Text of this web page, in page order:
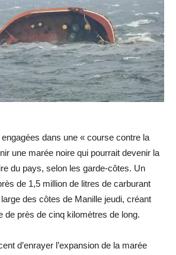
dans une « course contre la
une marée noire qui pourrait devenir la
du pays, selon les garde-côtes. Un
de 1,5 million de litres de carburant
des côtes de Manille jeudi, créant
de près de cinq kilomètres de long.
d’enrayer l’expansion de la marée